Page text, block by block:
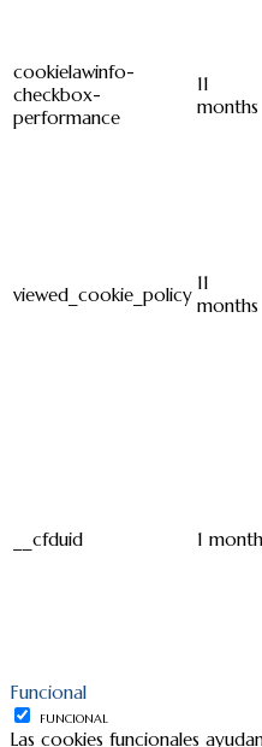
cookielawinfo-
checkbox-
performance
11
months
viewed_cookie_policy
11
months
__cfduid 1 month
Funcional
FUNCIONAL
Las cookies funcionales